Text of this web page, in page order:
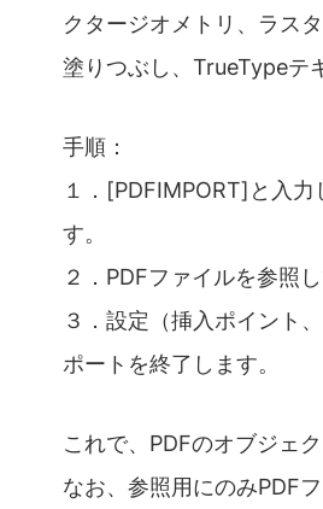
クタージオメトリ、ラスタ
塗りつぶし、TrueTypeテ
手順：
１．[PDFIMPORT]と入
す。
２．PDFファイルを参照
３．設定（挿入ポイント
ポートを終了します。
これで、PDFのオブジェ
なお、参照用にのみPDF